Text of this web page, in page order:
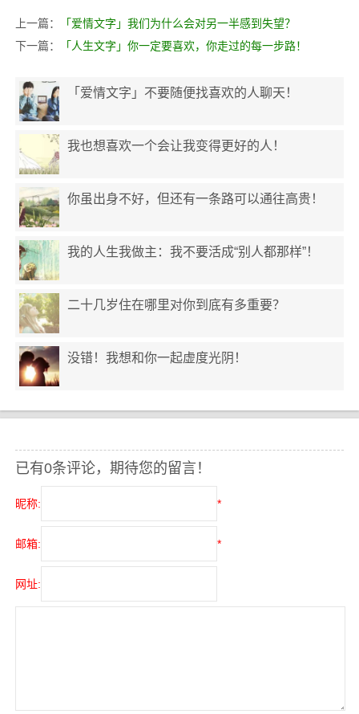
上一篇：
「爱情文字」我们为什么会对另一半感到失望？
下一篇：
「人生文字」你一定要喜欢，你走过的每一步路！
「爱情文字」不要随便找喜欢的人聊天！
我也想喜欢一个会让我变得更好的人！
你虽出身不好，但还有一条路可以通往高贵！
我的人生我做主：我不要活成“别人都那样”！
二十几岁住在哪里对你到底有多重要？
没错！我想和你一起虚度光阴！
已有0条评论，期待您的留言！
昵称: *
邮箱: *
网址: